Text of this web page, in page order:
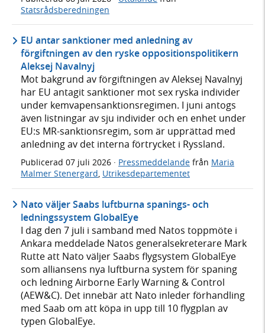
Statsrådsberedningen
EU antar sanktioner med anledning av
förgiftningen av den ryske oppositionspolitikern
Aleksej Navalnyj
Mot bakgrund av förgiftningen av Aleksej Navalnyj
har EU antagit sanktioner mot sex ryska individer
under kemvapensanktionsregimen. I juni antogs
även listningar av sju individer och en enhet under
EU:s MR-sanktionsregim, som är upprättad med
anledning av det interna förtrycket i Ryssland.
Publicerad 07 juli 2026 · Pressmeddelande från Maria
Malmer Stenergard, Utrikesdepartementet
Nato väljer Saabs luftburna spanings- och
ledningssystem GlobalEye
I dag den 7 juli i samband med Natos toppmöte i
Ankara meddelade Natos generalsekreterare Mark
Rutte att Nato väljer Saabs flygsystem GlobalEye
som alliansens nya luftburna system för spaning
och ledning Airborne Early Warning & Control
(AEW&C). Det innebär att Nato inleder förhandling
med Saab om att köpa in upp till 10 flygplan av
typen GlobalEye.